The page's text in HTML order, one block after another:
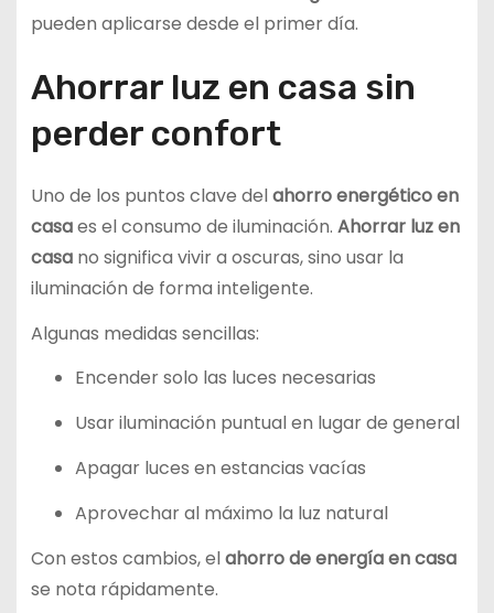
pueden aplicarse desde el primer día.
Ahorrar luz en casa sin
perder confort
Uno de los puntos clave delahorro energético en
casaes el consumo de iluminación. Ahorrar luz en
casano significa vivir a oscuras, sino usar la
iluminación de forma inteligente.
Algunas medidas sencillas:
Encender solo las luces necesarias
Usar iluminación puntual en lugar de general
Apagar luces en estancias vacías
Aprovechar al máximo la luz natural
Con estos cambios, elahorro de energía en casa
se nota rápidamente.